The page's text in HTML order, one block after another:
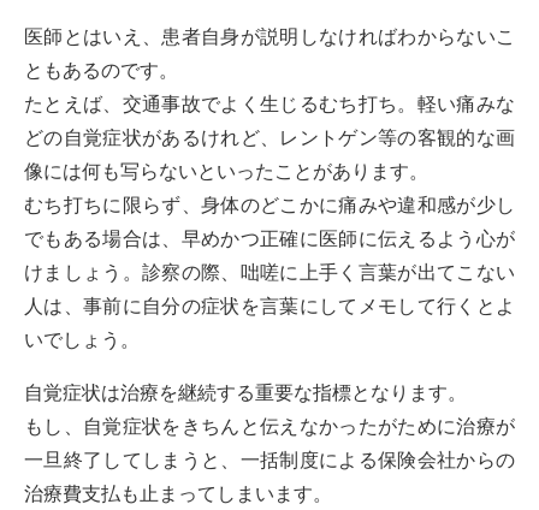
医師とはいえ、患者自身が説明しなければわからないこ
ともあるのです。
たとえば、交通事故でよく生じるむち打ち。軽い痛みな
どの自覚症状があるけれど、レントゲン等の客観的な画
像には何も写らないといったことがあります。
むち打ちに限らず、身体のどこかに痛みや違和感が少し
でもある場合は、早めかつ正確に医師に伝えるよう心が
けましょう。診察の際、咄嗟に上手く言葉が出てこない
人は、事前に自分の症状を言葉にしてメモして行くとよ
いでしょう。
自覚症状は治療を継続する重要な指標となります。
もし、自覚症状をきちんと伝えなかったがために治療が
一旦終了してしまうと、一括制度による保険会社からの
治療費支払も止まってしまいます。